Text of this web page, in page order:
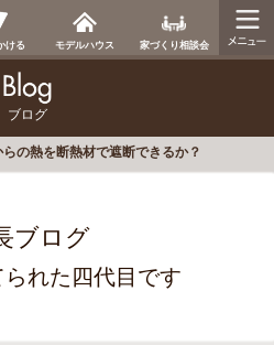
ける モデルハウス 家づくり相談会
ブログ
らの熱を断熱材で遮断できるか？
ブログ
れた四代目です